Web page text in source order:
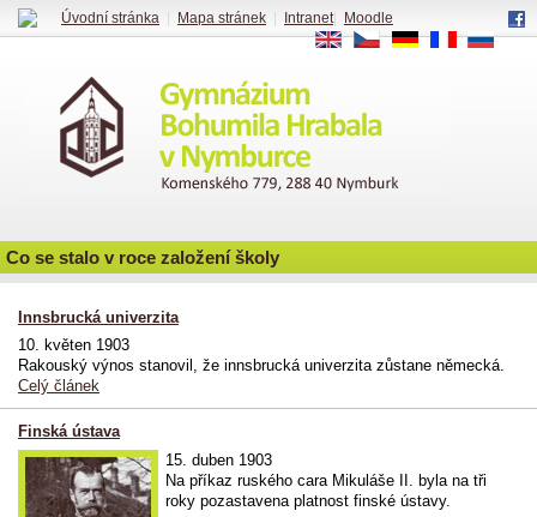
Co se stalo v roce založení školy
Innsbrucká univerzita
10. květen 1903
Rakouský výnos stanovil, že innsbrucká univerzita zůstane německá.
Celý článek
Finská ústava
15. duben 1903
Na příkaz ruského cara Mikuláše II. byla na tři
roky pozastavena platnost finské ústavy.
Úvodní stránka Mapa stránek Intranet|
Moodle
EN
CS DE FR RU